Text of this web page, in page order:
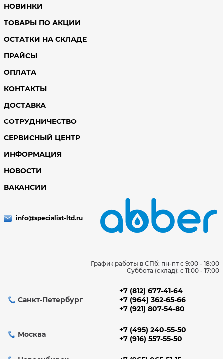
НОВИНКИ
ТОВАРЫ ПО АКЦИИ
ОСТАТКИ НА СКЛАДЕ
ПРАЙСЫ
ОПЛАТА
КОНТАКТЫ
ДОСТАВКА
СОТРУДНИЧЕСТВО
СЕРВИСНЫЙ ЦЕНТР
ИНФОРМАЦИЯ
НОВОСТИ
ВАКАНСИИ
info@specialist-ltd.ru
График работы в СПб: пн-пт с 9:00 - 18:00
Суббота (склад): c 11:00 - 17:00
Санкт-Петербург
+7 (812) 677-41-64
+7 (964) 362-65-66
+7 (921) 807-54-80
Москва
+7 (495) 240-55-50
+7 (916) 557-55-50